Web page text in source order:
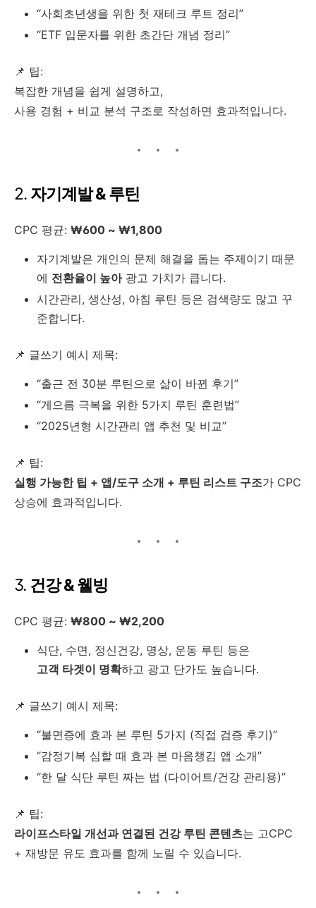
“사회초년생을 위한 첫 재테크 루트 정리”
“ETF 입문자를 위한 초간단 개념 정리”
📌 팁:
복잡한 개념을 쉽게 설명하고,
사용 경험 + 비교 분석 구조로 작성하면 효과적입니다.
2. 자기계발 & 루틴
CPC 평균: ₩600 ~ ₩1,800
자기계발은 개인의 문제 해결을 돕는 주제이기 때문
에 전환율이 높아광고 가치가 큽니다.
시간관리, 생산성, 아침 루틴 등은 검색량도 많고 꾸
준합니다.
📌 글쓰기 예시 제목:
“출근 전 30분 루틴으로 삶이 바뀐 후기”
“게으름 극복을 위한 5가지 루틴 훈련법”
“2025년형 시간관리 앱 추천 및 비교”
📌 팁:
실행 가능한 팁 + 앱/도구 소개 + 루틴 리스트 구조가 CPC
상승에 효과적입니다.
3. 건강 & 웰빙
CPC 평균: ₩800 ~ ₩2,200
식단, 수면, 정신건강, 명상, 운동 루틴 등은
고객 타겟이 명확하고 광고 단가도 높습니다.
📌 글쓰기 예시 제목:
“불면증에 효과 본 루틴 5가지 (직접 검증 후기)”
“감정기복 심할 때 효과 본 마음챙김 앱 소개”
“한 달 식단 루틴 짜는 법 (다이어트/건강 관리용)”
📌 팁:
라이프스타일 개선과 연결된 건강 루틴 콘텐츠는 고CPC
+ 재방문 유도 효과를 함께 노릴 수 있습니다.